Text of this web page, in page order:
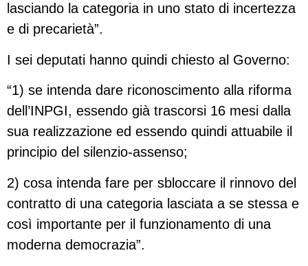
lasciando la categoria in uno stato di incertezza
e di precarietà”.
I sei deputati hanno quindi chiesto al Governo:
“1) se intenda dare riconoscimento alla riforma
dell’INPGI, essendo già trascorsi 16 mesi dalla
sua realizzazione ed essendo quindi attuabile il
principio del silenzio-assenso;
2) cosa intenda fare per sbloccare il rinnovo del
contratto di una categoria lasciata a se stessa e
così importante per il funzionamento di una
moderna democrazia”.